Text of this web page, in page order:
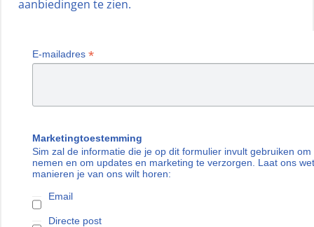
aanbiedingen te zien.
E-mailadres *
Marketingtoestemming
Sim zal de informatie die je op dit formulier invult gebruiken
nemen en om updates en marketing te verzorgen. Laat ons
manieren je van ons wilt horen:
Email
Directe post